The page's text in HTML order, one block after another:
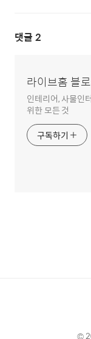
댓글 2
라이브홈 블
인테리어, 사물인
위한 모든 것
구독하기
©